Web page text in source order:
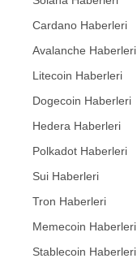
Cardano Haberleri
Avalanche Haberleri
Litecoin Haberleri
Dogecoin Haberleri
Hedera Haberleri
Polkadot Haberleri
Sui Haberleri
Tron Haberleri
Memecoin Haberleri
Stablecoin Haberleri